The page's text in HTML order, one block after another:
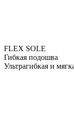
FLEX SOLE
Гибкая подошва
Ультрагибкая и